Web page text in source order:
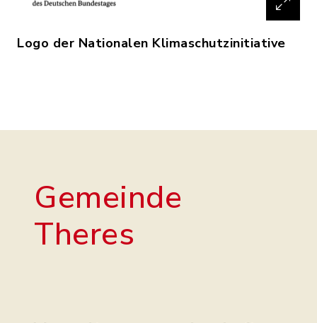
Logo der Nationalen Klimaschutzinitiative
Gemeinde
Theres